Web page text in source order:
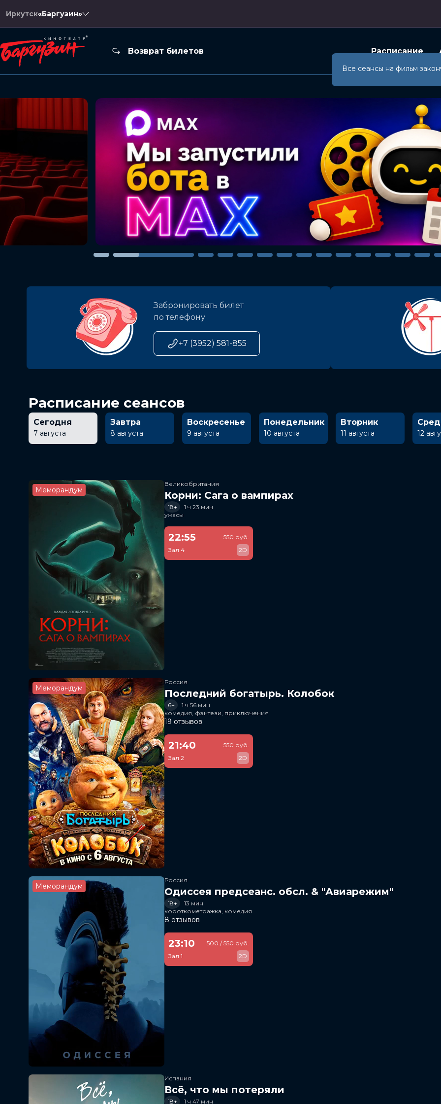
Иркутск«Баргузин»
Возврат билетов Расписание
Забронировать билет
по телефону
+7 (3952) 581-855
Расписание сеансов
Сегодня
7 августа
Завтра
8 августа
Воскресенье
9 августа
Понедельник
10 августа
Вторник
11 августа 12
Меморандум
Великобритания
Корни: Сага о вампирах
18+
1 ч 23 мин
ужасы
22:55
Зал 4
550 руб.
2D
Меморандум
Россия
Последний богатырь. Колобок
6+
1 ч 56 мин
комедия, фэнтези, приключения
19 отзывов
21:40
Зал 2
550 руб.
2D
Меморандум
Россия
Одиссея предсеанс. обсл. & "Авиарежим"
18+
13 мин
короткометражка, комедия
8 отзывов
23:10
Зал 1
500 / 550 руб.
2D
Испания
Всё, что мы потеряли
18+
1 ч 47 мин
Все сеансы на фильм